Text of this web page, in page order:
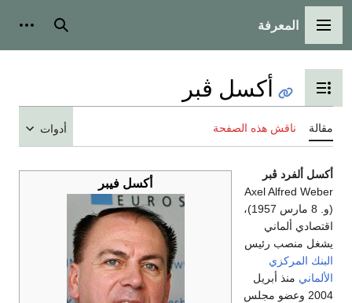
القائمة الرئيسية
المعرفة بحث
تبديل عرض جدول المحتويات
أكسل ڤبر
مقالة ناقش هذه الصفحة أدوات
أكسل فيبر
أكسل ألفرد ڤبر
Axel Alfred Weber
(و. 8 مارس 1957)،
اقتصادي ألماني
يشغل منصب رئيس
البنك المركزي
الألماني منذ أبريل
2004 وعضو مجلس